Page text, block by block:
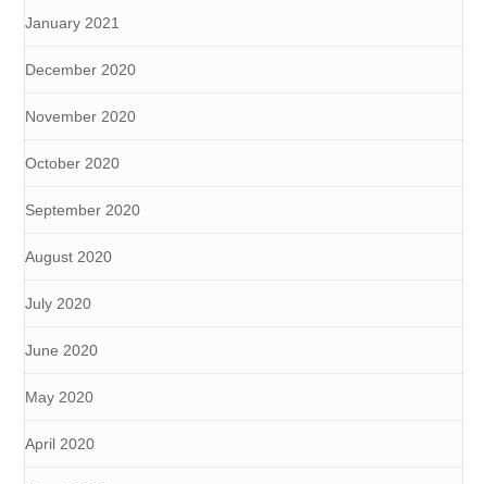
January 2021
December 2020
November 2020
October 2020
September 2020
August 2020
July 2020
June 2020
May 2020
April 2020